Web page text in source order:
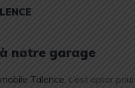
notre garage
Talence , c’est opter pour